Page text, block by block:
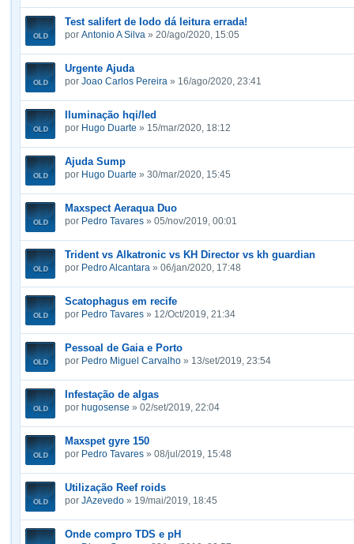
Test salifert de Iodo dá leitura errada!
por Antonio A Silva » 20/ago/2020, 15:05
Urgente Ajuda
por Joao Carlos Pereira » 16/ago/2020, 23:41
Iluminação hqi/led
por Hugo Duarte » 15/mar/2020, 18:12
Ajuda Sump
por Hugo Duarte » 30/mar/2020, 15:45
Maxspect Aeraqua Duo
por Pedro Tavares » 05/nov/2019, 00:01
Trident vs Alkatronic vs KH Director vs kh guardian
por Pedro Alcantara » 06/jan/2020, 17:48
Scatophagus em recife
por Pedro Tavares » 12/Oct/2019, 21:34
Pessoal de Gaia e Porto
por Pedro Miguel Carvalho » 13/set/2019, 23:54
Infestação de algas
por hugosense » 02/set/2019, 22:04
Maxspet gyre 150
por Pedro Tavares » 08/jul/2019, 15:48
Utilização Reef roids
por JAzevedo » 19/mai/2019, 18:45
Onde compro TDS e pH